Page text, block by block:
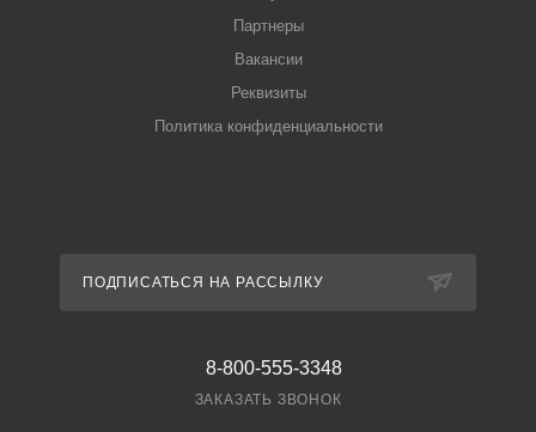
Партнеры
Вакансии
Реквизиты
Политика конфиденциальности
ПОДПИСАТЬСЯ НА РАССЫЛКУ
8-800-555-3348
ЗАКАЗАТЬ ЗВОНОК